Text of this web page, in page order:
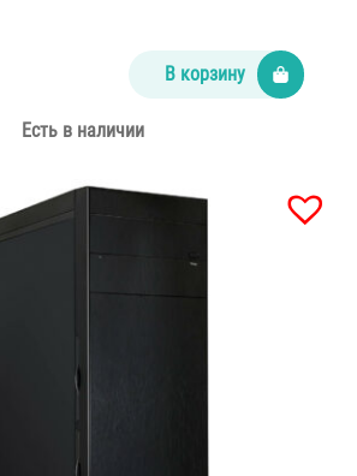
В корзину
Есть в наличии